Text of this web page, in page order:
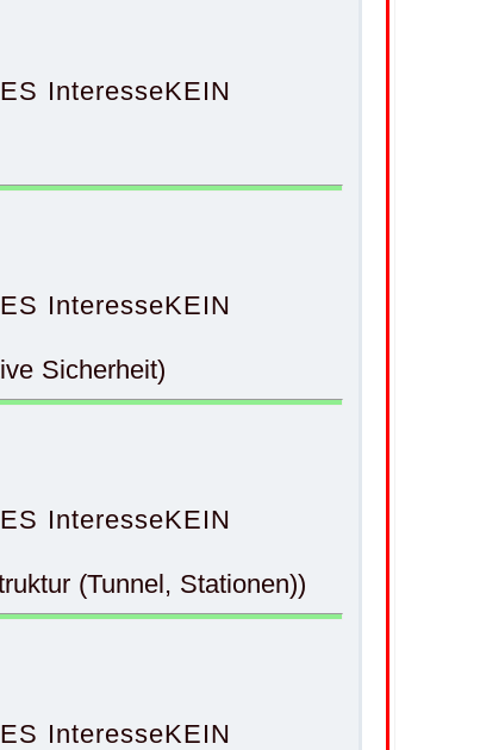
InteresseKEIN
InteresseKEIN
Sicherheit)
InteresseKEIN
(Tunnel, Stationen))
InteresseKEIN